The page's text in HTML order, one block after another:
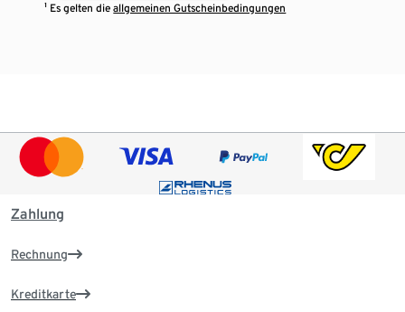
¹ Es gelten dieallgemeinen Gutscheinbedingungen
Zahlung
Rechnung
Kreditkarte